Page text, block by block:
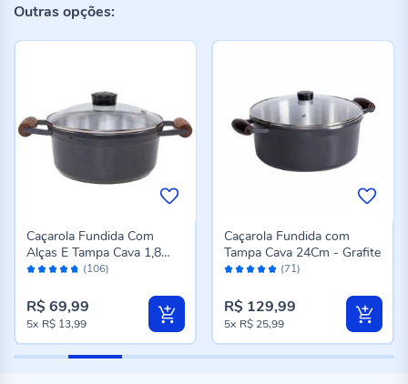
Outras opções:
Avaliação: (106)
Caçarola Fundida Com
Alças E Tampa Cava 1,8
Litros - Grafite
R$ 69,99
5x R$ 13,99
Avaliação: (71)
Caçarola Fundida com
Tampa Cava 24Cm - Grafite
R$ 129,99
5x R$ 25,99